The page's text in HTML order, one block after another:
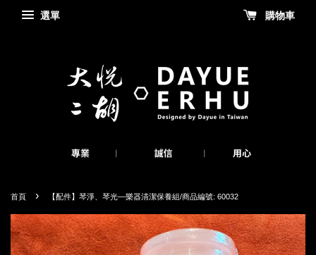
選單 購物車
首頁 › 【配件】琴淨、琴光—樂器清潔保養組/商品編號: 60032